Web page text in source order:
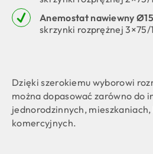
Anemostat nawiewny
skrzynki rozprężnej 3×75/
Dzięki szerokiemu wyborowi
można dopasować zarówno do
jednorodzinnych,
komercyjnych.